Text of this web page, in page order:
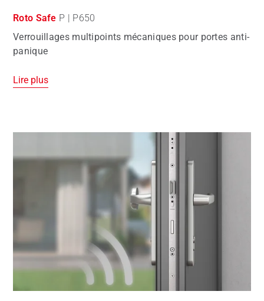
Roto Safe P | P650
Verrouillages multipoints mécaniques pour portes anti-
panique
Lire plus